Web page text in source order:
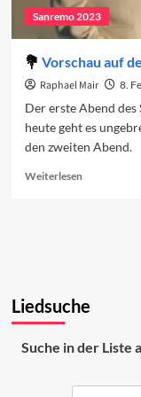
Sanremo 2023
Vorschau auf
Raphael Mair 8.
Der erste Abend
heute geht es
den zweiten Abend.
WeiterlesenRead
2023
Liedsuche
Suche in der Liste